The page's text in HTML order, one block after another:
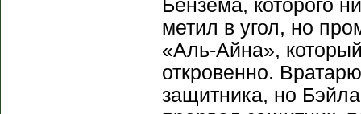
Бензема, которого
метил в угол, но
«Аль-Айна»,
откровенно.
защитника, но